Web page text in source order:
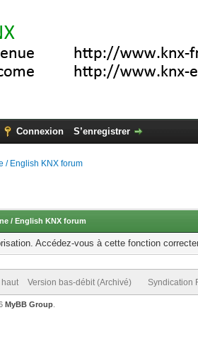
Connexion S’enregistrer
/ English KNX forum
/ English KNX forum
Accédez-vous à cette fonction
haut Version bas-débit (Archivé) Syndication
MyBB Group.